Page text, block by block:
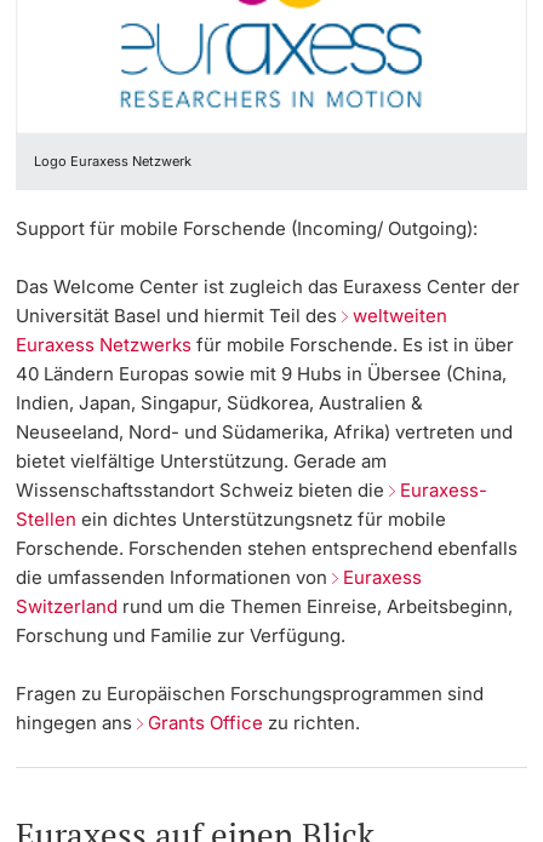
Logo Euraxess Netzwerk
Support für mobile Forschende (Incoming/ Outgoing):
Das Welcome Center ist zugleich das Euraxess Center der
Universität Basel und hiermit Teil des weltweiten
Euraxess Netzwerks für mobile Forschende. Es ist in über
40 Ländern Europas sowie mit 9 Hubs in Übersee (China,
Indien, Japan, Singapur, Südkorea, Australien &
Neuseeland, Nord- und Südamerika, Afrika) vertreten und
bietet vielfältige Unterstützung. Gerade am
Wissenschaftsstandort Schweiz bieten die Euraxess-
Stellen ein dichtes Unterstützungsnetz für mobile
Forschende. Forschenden stehen entsprechend ebenfalls
die umfassenden Informationen von Euraxess
Switzerland rund um die Themen Einreise, Arbeitsbeginn,
Forschung und Familie zur Verfügung.
Fragen zu Europäischen Forschungsprogrammen sind
hingegen ans Grants Office zu richten.